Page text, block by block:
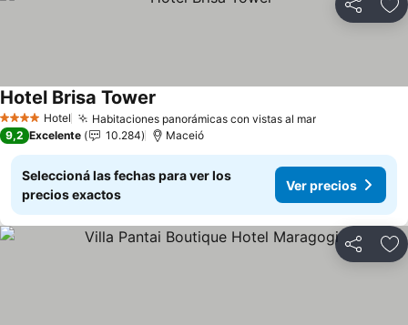
Compartir
4 EstrellasHotel Habitaciones panorámicas con vistas al marVer precios
Hotel Brisa Tower
9,2 Excelente 10.284 Maceió
Seleccioná las fechas para ver los
precios exactos
Ver precios
Compartir